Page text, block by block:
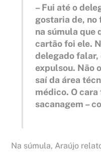
– Fui até o
gostaria de,
na súmula que
cartão foi ele.
delegado falar,
expulsou. Não
saí da área
médico. O
sacanagem –
Na súmula, Araújo